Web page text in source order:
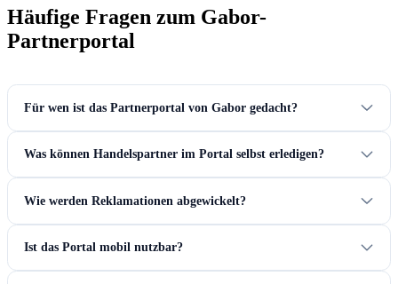
Häufige Fragen zum Gabor-
Partnerportal
Für wen ist das Partnerportal von Gabor gedacht?
Was können Handelspartner im Portal selbst erledigen?
Wie werden Reklamationen abgewickelt?
Ist das Portal mobil nutzbar?